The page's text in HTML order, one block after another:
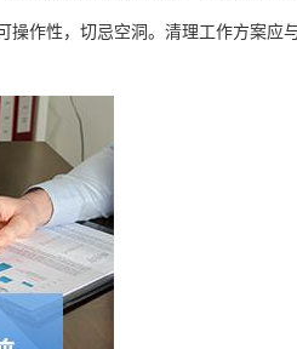
操作性，切忌空洞。清理工作方案应